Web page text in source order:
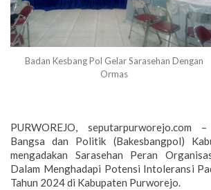
Badan Kesbang Pol Gelar Sarasehan Dengan
Ormas
PURWOREJO, seputarpurworejo.com
Bangsa dan Politik (Bakesbangpol)
mengadakan Sarasehan Peran
Dalam Menghadapi Potensi Intoleransi
Tahun 2024 di Kabupaten Purworejo.